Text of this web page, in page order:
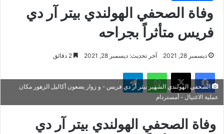
وفاة الصحفي الهولندي بيتر آر دي
فريس متأثراً بجراحه
ديسمبر 28, 2021 آخر تحديث: ديسمبر 28, 2021
فيسبوك ‫X واتساب تيلقرام
الصحفي الهولندي الشهير بيتر آر دي فريس - و زوار يضعون أكاليل الزهور مكان
عملية الاغتيال - أمستردام
وفاة الصحفي الهولندي بيتر آر دي